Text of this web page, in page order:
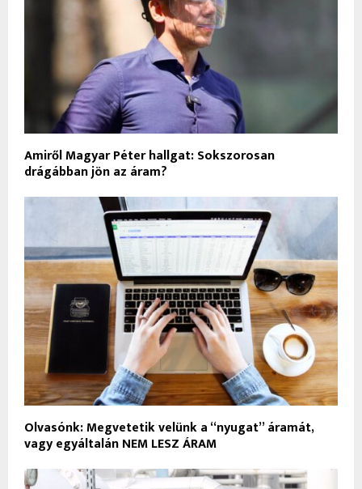
Amiről Magyar Péter hallgat: Sokszorosan
drágábban jön az áram?
Olvasónk: Megvetetik velünk a “nyugat” áramát,
vagy egyáltalán NEM LESZ ÁRAM